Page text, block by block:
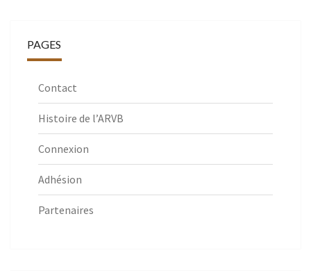
PAGES
Contact
Histoire de l’ARVB
Connexion
Adhésion
Partenaires